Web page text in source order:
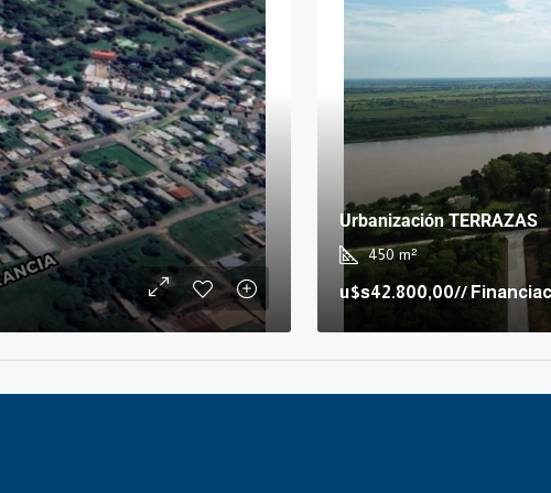
Urbanización TERRAZAS
450 m²
u$s42.800,00//